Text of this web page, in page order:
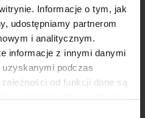
Informacje o tym, jak
udostępniamy partnerom
i analitycznym.
informacje z innymi danymi
podczas
od funkcji dane są
wymienionych na stronie w
Dostępność
Inne projekty
Strona Centrum Sz
tuki Dziecka